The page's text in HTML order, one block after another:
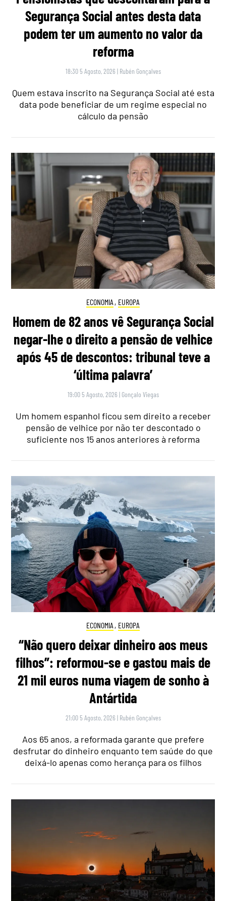
Segurança Social antes desta data
podem ter um aumento no valor da
reforma
18:30 5 Agosto, 2026 | Rubén Gonçalves
Quem estava inscrito na Segurança Social até esta
data pode beneficiar de um regime especial no
cálculo da pensão
ECONOMIA , EUROPA
Homem de 82 anos vê Segurança Social
negar-lhe o direito a pensão de velhice
após 45 de descontos: tribunal teve a
‘última palavra’
19:00 5 Agosto, 2026 | Gonçalo Viegas
Um homem espanhol ficou sem direito a receber
pensão de velhice por não ter descontado o
suficiente nos 15 anos anteriores à reforma
ECONOMIA , EUROPA
“Não quero deixar dinheiro aos meus
filhos”: reformou-se e gastou mais de
21 mil euros numa viagem de sonho à
Antártida
21:00 5 Agosto, 2026 | Rubén Gonçalves
Aos 65 anos, a reformada garante que prefere
desfrutar do dinheiro enquanto tem saúde do que
deixá-lo apenas como herança para os filhos